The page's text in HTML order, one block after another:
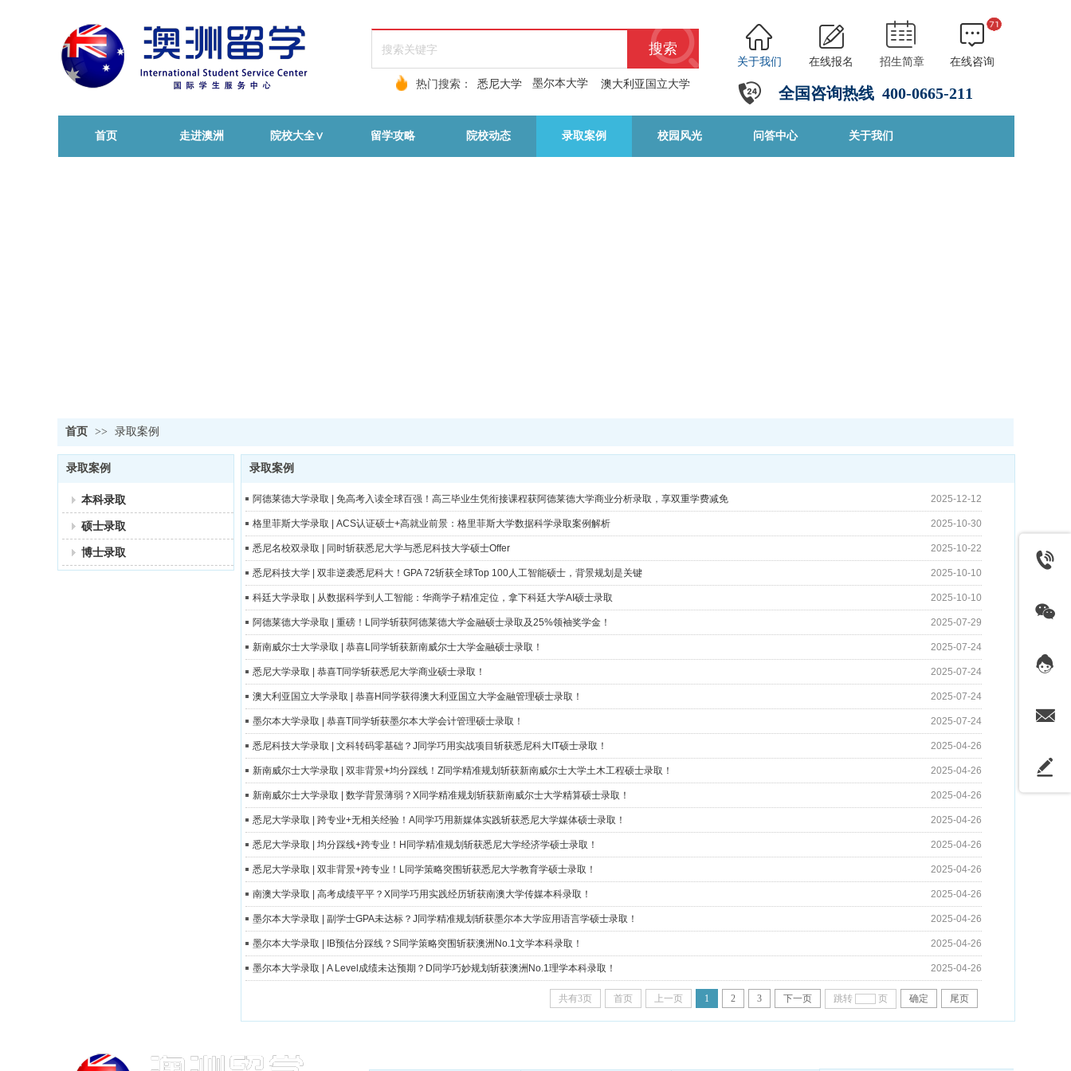
全国咨询热线 400-0665-211
关于我们 在线报名 招生简章
在线咨询
热门搜索：
悉尼大学 墨尔本大学 澳大利亚国立大学
搜索
首页 走进澳洲 院校大全∨ 留学攻略 院校动态 录取案例 校园风光 问答中心 关于我们
首页 >> 录取案例
录取案例
本科录取
硕士录取
博士录取
录取案例
阿德莱德大学录取 | 免高考入读全球百强！高三毕业生凭衔接课程获阿德莱德大学商业分析录取，享双重学费减免 2025-12-12
格里菲斯大学录取 | ACS认证硕士+高就业前景：格里菲斯大学数据科学录取案例解析 2025-10-30
悉尼名校双录取 | 同时斩获悉尼大学与悉尼科技大学硕士Offer 2025-10-22
悉尼科技大学 | 双非逆袭悉尼科大！GPA 72斩获全球Top 100人工智能硕士，背景规划是关键 2025-10-10
科廷大学录取 | 从数据科学到人工智能：华商学子精准定位，拿下科廷大学AI硕士录取 2025-10-10
阿德莱德大学录取 | 重磅！L同学斩获阿德莱德大学金融硕士录取及25%领袖奖学金！ 2025-07-29
新南威尔士大学录取 | 恭喜L同学斩获新南威尔士大学金融硕士录取！ 2025-07-24
悉尼大学录取 | 恭喜T同学斩获悉尼大学商业硕士录取！ 2025-07-24
澳大利亚国立大学录取 | 恭喜H同学获得澳大利亚国立大学金融管理硕士录取！ 2025-07-24
墨尔本大学录取 | 恭喜T同学斩获墨尔本大学会计管理硕士录取！ 2025-07-24
悉尼科技大学录取 | 文科转码零基础？J同学巧用实战项目斩获悉尼科大IT硕士录取！ 2025-04-26
新南威尔士大学录取 | 双非背景+均分踩线！Z同学精准规划斩获新南威尔士大学土木工程硕士录取！ 2025-04-26
新南威尔士大学录取 | 数学背景薄弱？X同学精准规划斩获新南威尔士大学精算硕士录取！ 2025-04-26
悉尼大学录取 | 跨专业+无相关经验！A同学巧用新媒体实践斩获悉尼大学媒体硕士录取！ 2025-04-26
悉尼大学录取 | 均分踩线+跨专业！H同学精准规划斩获悉尼大学经济学硕士录取！ 2025-04-26
悉尼大学录取 | 双非背景+跨专业！L同学策略突围斩获悉尼大学教育学硕士录取！ 2025-04-26
南澳大学录取 | 高考成绩平平？X同学巧用实践经历斩获南澳大学传媒本科录取！ 2025-04-26
墨尔本大学录取 | 副学士GPA未达标？J同学精准规划斩获墨尔本大学应用语言学硕士录取！ 2025-04-26
墨尔本大学录取 | IB预估分踩线？S同学策略突围斩获澳洲No.1文学本科录取！ 2025-04-26
墨尔本大学录取 | A Level成绩未达预期？D同学巧妙规划斩获澳洲No.1理学本科录取！ 2025-04-26
共有3页 首页 上一页 1 2 3 下一页 跳转 页 确定 尾页